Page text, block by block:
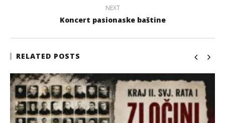
NEXT
Koncert pasionaske baštine
RELATED POSTS